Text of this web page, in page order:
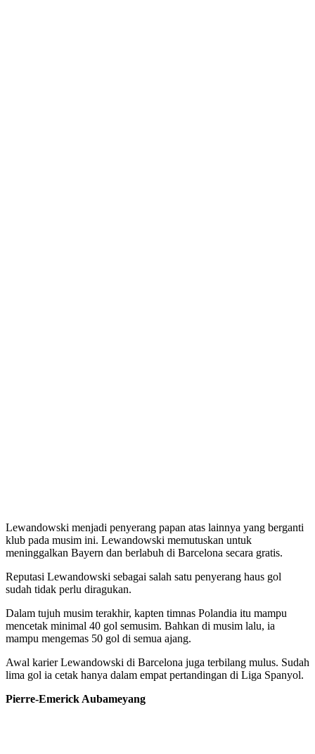
Lewandowski menjadi penyerang papan atas lainnya yang berganti
klub pada musim ini. Lewandowski memutuskan untuk
meninggalkan Bayern dan berlabuh di Barcelona secara gratis.
Reputasi Lewandowski sebagai salah satu penyerang haus gol
sudah tidak perlu diragukan.
Dalam tujuh musim terakhir, kapten timnas Polandia itu mampu
mencetak minimal 40 gol semusim. Bahkan di musim lalu, ia
mampu mengemas 50 gol di semua ajang.
Awal karier Lewandowski di Barcelona juga terbilang mulus. Sudah
lima gol ia cetak hanya dalam empat pertandingan di Liga Spanyol.
Pierre-Emerick Aubameyang